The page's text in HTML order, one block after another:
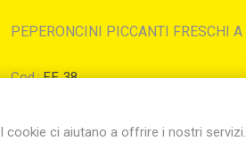
PEPERONCINI PICCANTI FRESCHI A
Cod.: F.F. 38
I cookie ci aiutano a offrire i nostri